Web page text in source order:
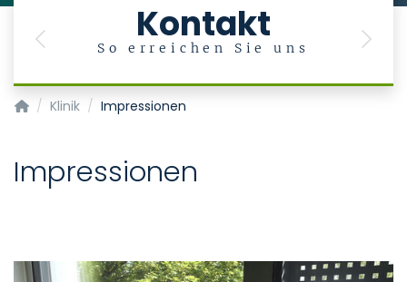
Kontakt
So erreichen Sie uns
Previous Next
Klinik für Psychiatrie, Psychosomatik und Psychotherapie
Klinik Impressionen
Impressionen